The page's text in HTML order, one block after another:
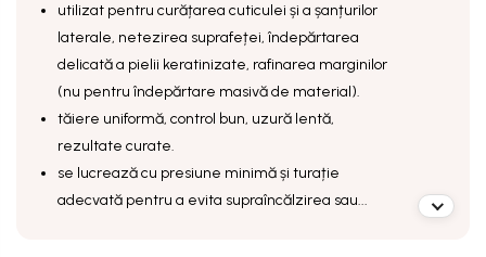
utilizat pentru curățarea cuticulei și a șanțurilor
laterale, netezirea suprafeței, îndepărtarea
delicată a pielii keratinizate, rafinarea marginilor
(nu pentru îndepărtare masivă de material).
tăiere uniformă, control bun, uzură lentă,
rezultate curate.
se lucrează cu presiune minimă și turație
adecvată pentru a evita supraîncălzirea sau...